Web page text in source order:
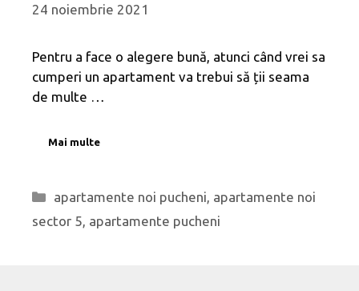
24 noiembrie 2021
Pentru a face o alegere bună, atunci când vrei sa
cumperi un apartament va trebui să ții seama
de multe …
Mai multe
Categorii
apartamente noi pucheni, apartamente noi
sector 5, apartamente pucheni